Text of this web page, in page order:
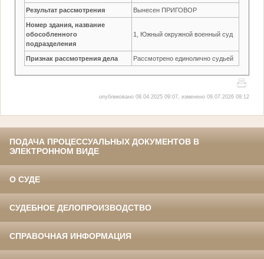
Результат рассмотрения Вынесен ПРИГОВОР
Номер здания, название
обособленного
подразделения
1, Южный окружной военный суд
Признак рассмотрения дела Рассмотрено единолично судьей
опубликовано 08.04.2025 09:07, изменено 09.07.2026 09:12
ПОДАЧА ПРОЦЕССУАЛЬНЫХ ДОКУМЕНТОВ В
ЭЛЕКТРОННОМ ВИДЕ
О СУДЕ
СУДЕБНОЕ ДЕЛОПРОИЗВОДСТВО
СПРАВОЧНАЯ ИНФОРМАЦИЯ